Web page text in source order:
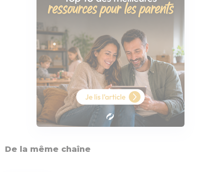
De la même chaîne